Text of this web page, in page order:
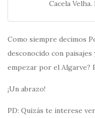
Cacela
Como siempre decimos
desconocido con
empezar por el Algarve?
¡Un abrazo!
PD: Quizás te interese ver